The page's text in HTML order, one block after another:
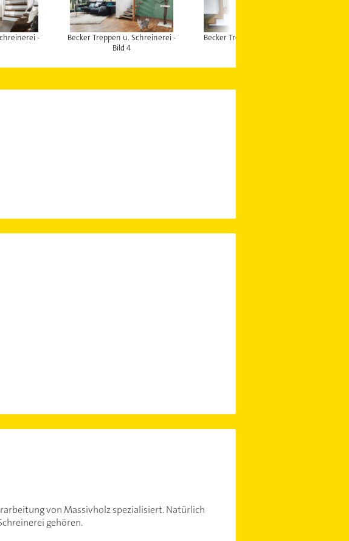
-
Becker Treppen u. Schreinerei -
Bild 4
Becker Treppen u. Schreinerei -
von Massivholz spezialisiert. Natürlich
gehören.